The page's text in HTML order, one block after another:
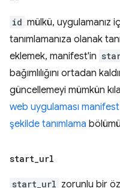
id mülkü, uygulamanız
tanımlamanıza olanak
eklemek, manifest'in
bağımlılığını ortadan
güncellemeyi mümkün
web uygulaması
şekilde tanımlama
start_url
start_url zorunlu bir